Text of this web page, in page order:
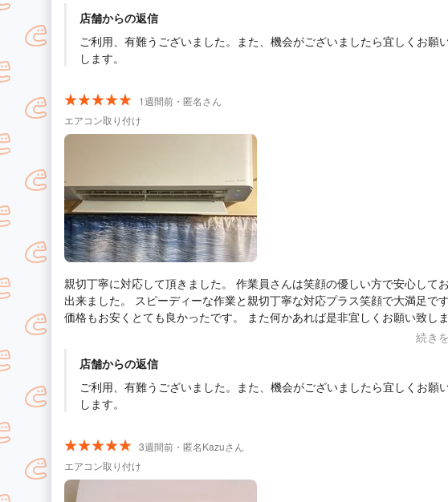
店舗からの返信
ご利用、有難うございました。また、機会がございましたら宜しくお願
します。
1週間前・匿名さん
エアコン取り付け
親切丁寧に対応して頂きました。 作業員さんは笑顔の優しい方で安心して
出来ました。 スピーディーな作業と親切丁寧な対応プラス笑顔で大満足で
価格もお安くとても良かったです。 また何かあれば是非宜しくお願い致し
続き
店舗からの返信
ご利用、有難うございました。また、機会がございましたら宜しくお願
します。
3週間前・匿名Kazuさん
エアコン取り付け